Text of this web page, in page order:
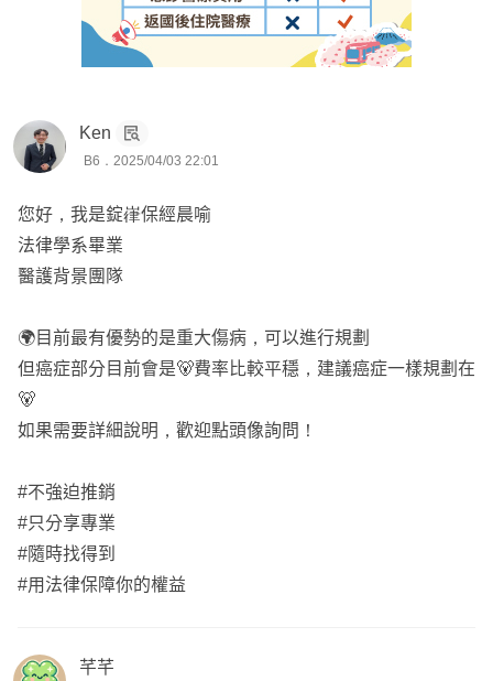
意外撞斷牙齒被保險公司限額理賠爭議、意外受傷輔具拒賠
爭議、白內障門診手術爭議、保險公司違法解除契約，後續
等，可參閱個人電子名片⬆️⬆️
🔻非既有保戶：依個案收費，可代寫申訴函、評議文、出席
車禍調解
✅多篇文章被收錄到商業周刊，專業度、客觀性可受公評
✅專長條款分析、商品比較，讓你每分錢都花在刀口上
✅研究低保費高保障的罐頭保單數年，全台各地皆有保戶，
服務不限於單一地區
Ken
B6．2025/04/03 22:01
您好，我是錠嵂保經晨喻
法律學系畢業
醫護背景團隊
🌍目前最有優勢的是重大傷病，可以進行規劃
但癌症部分目前會是🐻費率比較平穩，建議癌症一樣規劃在
🐻
如果需要詳細說明，歡迎點頭像詢問！
#不強迫推銷
#只分享專業
#隨時找得到
#用法律保障你的權益
芊芊